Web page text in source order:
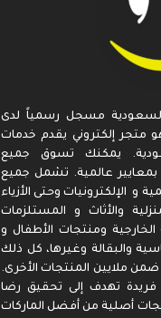
السعودية مسجل رسمياً لدى
متجر إلكتروني يقدم خدمات
يمكنك تسوق جميع
بمعايير عالمية. تشمل جميع
و الإلكترونيات وحتى الأزياء
والأثاث و المستلزمات
ومنتجات الأطفال و
والبقالة وغيرها، كل ذلك
ملايين المنتجات الأخرى.
تهدف إلى تحقيق رضا
أصلية من أفضل الماركات